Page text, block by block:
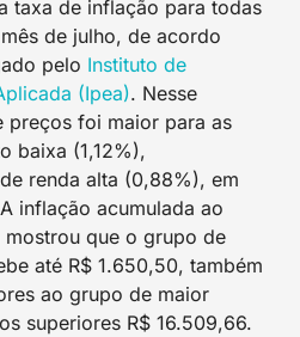
taxa de inflação para todas
de julho, de acordo
pelo Instituto de
(Ipea). Nesse
preços foi maior para as
baixa (1,12%),
renda alta (0,88%), em
inflação acumulada ao
que o grupo de
até R$ 1.650,50, também
ao grupo de maior
superiores R$ 16.509,66.